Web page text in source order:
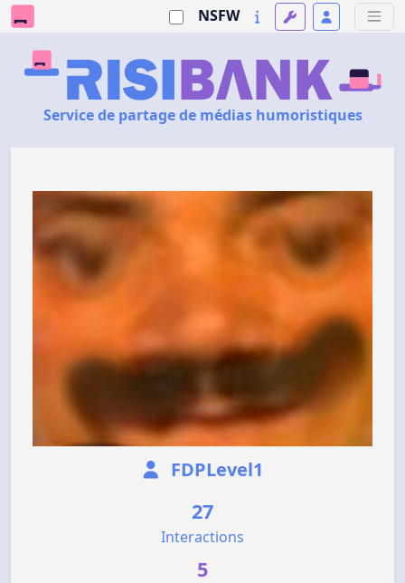
NSFW
Service de partage de médias humoristiques
FDPLevel1
27
Interactions
5